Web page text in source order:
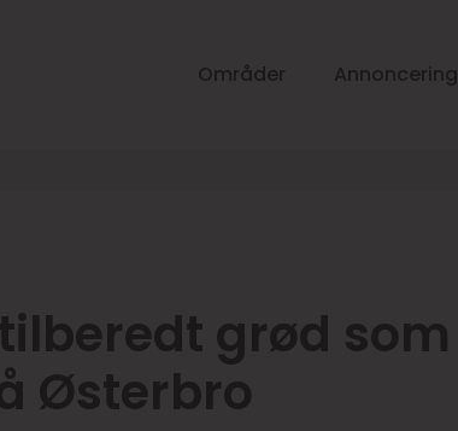
Områder Annoncering
grød som
Østerbro